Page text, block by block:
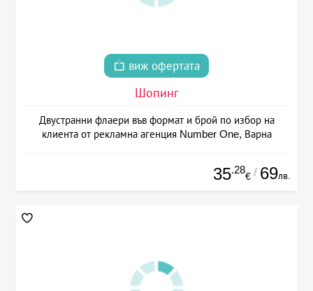
виж офертата
Шопинг
Двустранни флаери във формат и брой по избор на
клиента от рекламна агенция Number One, Варна
35.28
€ / 69лв.